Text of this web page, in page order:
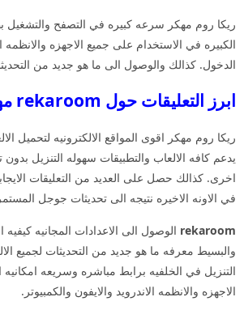
ريكا روم مهكر سرعه كبيره في التصفح والتشغيل
الكبيره في الاستخدام على جميع الاجهزه
الدخول. كذالك والوصول الى ما هو جديد من
ابرز التعليقات حول rekaroom مهكر للاندرويد
ريكا روم مهكر اقوى المواقع الالكترونيه لتحميل
يدعم كافه الالعاب والتطبيقات سهوله التنزيل
اخرى. كذالك حصل على العديد من التعليقات
في الاونه الاخيره نتيجه الى تحديثات جوجل
rekaroom الوصول الى الاعدادات المجانيه
والبسيط معرفه ما هو جديد من التحديثات لجميع
التنزيل في الخلفيه برابط مباشره وسريعه
الاجهزه والانظمه الاندرويد والايفون والكمبيوتر.